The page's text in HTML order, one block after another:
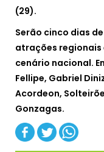
(29).
Serão cinco dias
atrações
cenário nacional.
Fellipe, Gabriel
Acordeon,
Gonzagas.